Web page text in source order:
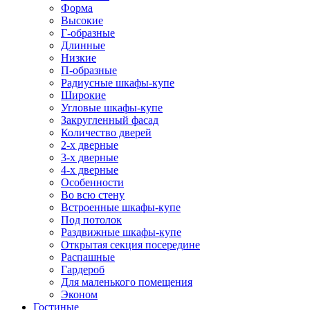
Форма
Высокие
Г-образные
Длинные
Низкие
П-образные
Радиусные шкафы-купе
Широкие
Угловые шкафы-купе
Закругленный фасад
Количество дверей
2-х дверные
3-х дверные
4-х дверные
Особенности
Во всю стену
Встроенные шкафы-купе
Под потолок
Раздвижные шкафы-купе
Открытая секция посередине
Распашные
Гардероб
Для маленького помещения
Эконом
Гостиные